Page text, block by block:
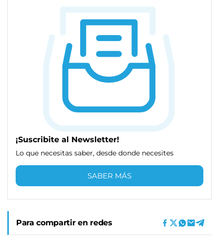
¡Suscribite al Newsletter!
Lo que necesitas saber, desde donde necesites
SABER MÁS
Para compartir en redes